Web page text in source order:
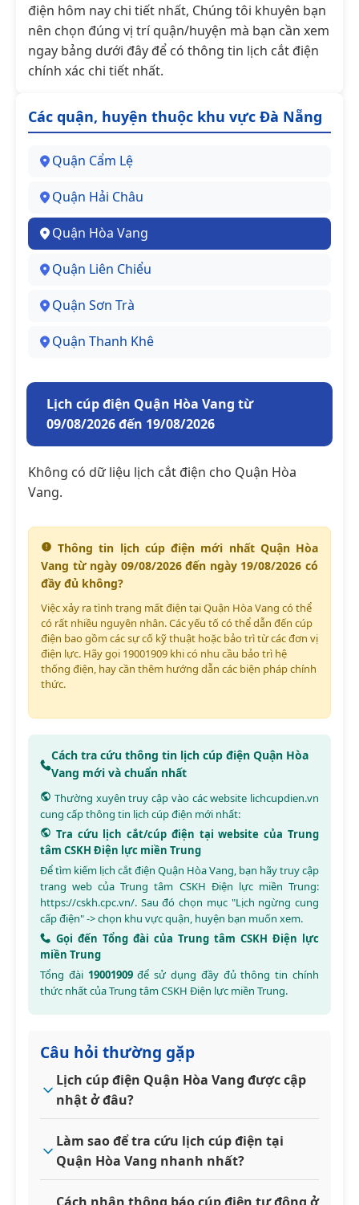
điện hôm nay chi tiết nhất, Chúng tôi khuyên bạn
nên chọn đúng vị trí quận/huyện mà bạn cần xem
ngay bảng dưới đây để có thông tin lịch cắt điện
chính xác chi tiết nhất.
Các quận, huyện thuộc khu vực Đà Nẵng
Quận Cẩm Lệ
Quận Hải Châu
Quận Hòa Vang
Quận Liên Chiểu
Quận Sơn Trà
Quận Thanh Khê
Lịch cúp điện Quận Hòa Vang từ
09/08/2026 đến 19/08/2026
Không có dữ liệu lịch cắt điện cho Quận Hòa
Vang.
Thông tin lịch cúp điện mới nhất Quận Hòa
Vang từ ngày 09/08/2026 đến ngày 19/08/2026 có
đầy đủ không?
Việc xảy ra tình trạng mất điện tại Quận Hòa Vang có thể
có rất nhiều nguyên nhân. Các yếu tố có thể dẫn đến cúp
điện bao gồm các sự cố kỹ thuật hoặc bảo trì từ các đơn vị
điện lực. Hãy gọi 19001909 khi có nhu cầu bảo trì hệ
thống điện, hay cần thêm hướng dẫn các biện pháp chính
thức.
Cách tra cứu thông tin lịch cúp điện Quận Hòa
Vang mới và chuẩn nhất
Thường xuyên truy cập vào các website lichcupdien.vn
cung cấp thông tin lịch cúp điện mới nhất:
Tra cứu lịch cắt/cúp điện tại website của Trung
tâm CSKH Điện lực miền Trung
Để tìm kiếm lịch cắt điện Quận Hòa Vang, bạn hãy truy cập
trang web của Trung tâm CSKH Điện lực miền Trung:
https://cskh.cpc.vn/. Sau đó chọn mục "Lịch ngừng cung
cấp điện" -> chọn khu vực quận, huyện bạn muốn xem.
Gọi đến Tổng đài của Trung tâm CSKH Điện lực
miền Trung
Tổng đài 19001909để sử dụng đầy đủ thông tin chính
thức nhất của Trung tâm CSKH Điện lực miền Trung.
Câu hỏi thường gặp
Lịch cúp điện Quận Hòa Vang được cập
nhật ở đâu?
Làm sao để tra cứu lịch cúp điện tại
Quận Hòa Vang nhanh nhất?